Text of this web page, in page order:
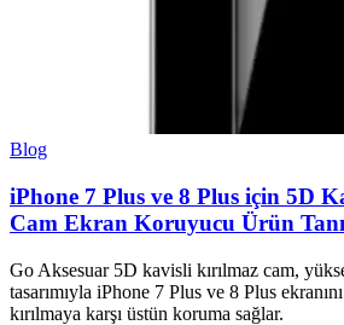
Blog
iPhone 7 Plus ve 8 Plus için 5D
Cam Ekran Koruyucu Ürün
Go Aksesuar 5D kavisli kırılmaz cam,
tasarımıyla iPhone 7 Plus ve 8 Plus
kırılmaya karşı üstün koruma sağlar.